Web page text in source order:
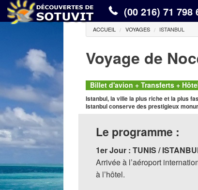
(00 216) 71 798
ACCUEIL VOYAGES ISTANBUL
Voyage de
Billet d'avion + Transferts +
Istanbul, la ville la plus riche et la plus
Istanbul conserve des prestigieux
Le programme :
1er Jour : TUNIS /
Arrivée à l’aéroport
à l’hôtel.